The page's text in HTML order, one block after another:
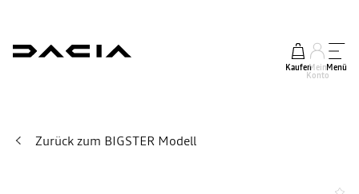
KaufenMein
Konto
Menü
Zurück zum BIGSTER Modell